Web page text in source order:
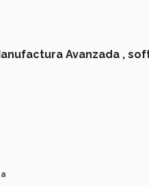
Avanzada ,